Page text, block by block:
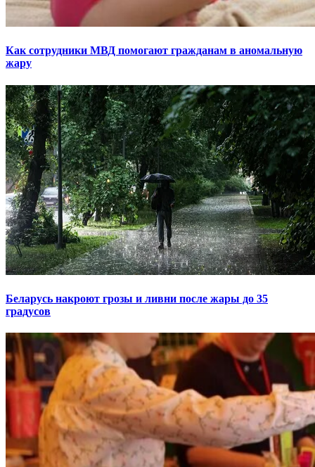
Как сотрудники МВД помогают гражданам в аномальную
жару
Беларусь накроют грозы и ливни после жары до 35
градусов